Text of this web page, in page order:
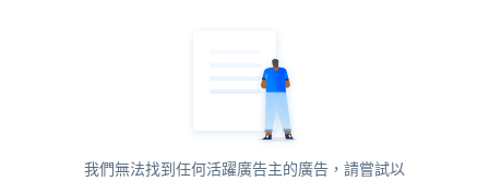
我們無法找到任何活躍廣告主的廣告，請嘗試以